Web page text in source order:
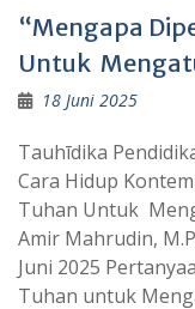
“Mengapa
Untuk
18 Juni 2025
Tauhīdika
Cara Hidup
Tuhan Untuk
Amir Mahrudin,
Juni 2025
Tuhan untuk